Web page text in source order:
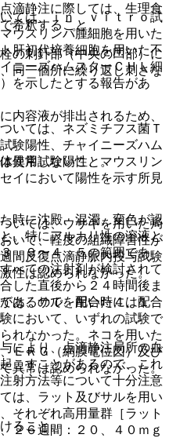
ては、ｉｎ ｖｉｔｒｏ試
ウスリンパ腫細胞を用いた
肝初代培養細胞を用いた不
ニーズハムスターＣＨＬ細
を示したとする報告があ
いては、ネズミチフス菌Ｔ
験陽性、チャイニーズハム
異常試験陽性、マウスリン
イにおいて陽性を示す所見
いては、ウサギを用いた局
いて、軽度の組織障害性が
間反復点滴静脈内投与試験
性は認められなかった。
は、サルを用いた４、１
において、いずれの試験で
れなかった。ネコを用いた
ＥＲＧ（網膜電位図）及び
異常は認められなかった。
は、ラット及びサルを用い
それぞれ高用量群［ラット
２６週間：２０、４０ｍｇ
滴静注に際しては、生理食
希釈すること。
の刺針部（中央の凹部）に
同一個所に繰り返し刺さな
内容液が排出されるため、
使用しないこと。
時に沈殿、混濁、変色が認
。特にアルカリ性の溶液と
．９〜４．５の範囲であ
べての注射剤が検討されて
した直後から２４時間後ま
あるので、配合時には配合
により、点滴静注局所の血
こすことがあるので、これ
射方法等について十分注意
ること。